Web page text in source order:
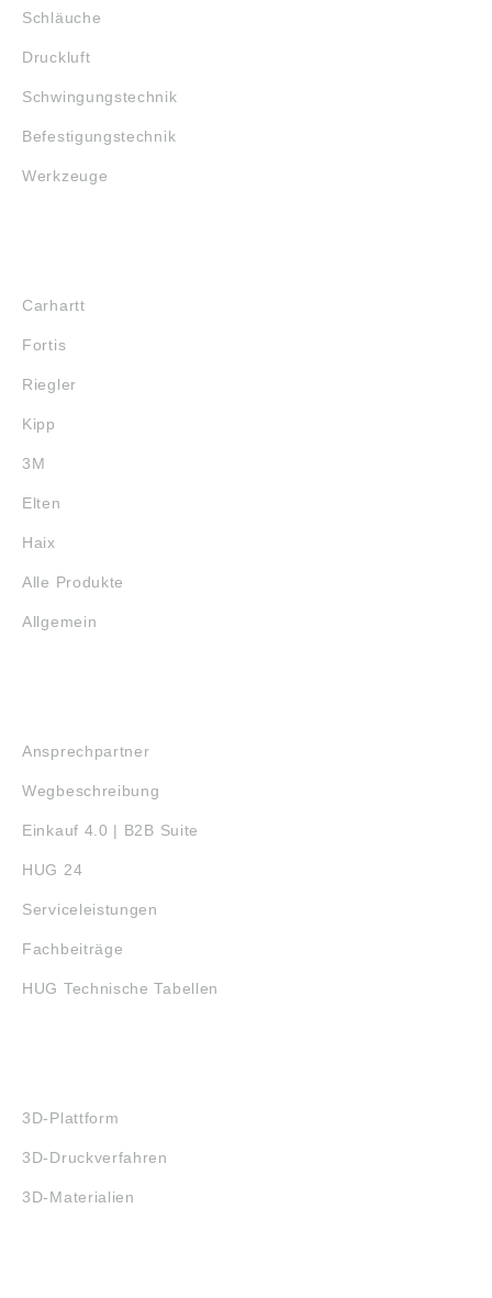
Schläuche
Druckluft
Schwingungstechnik
Befestigungstechnik
Werkzeuge
Carhartt
Fortis
Riegler
Kipp
3M
Elten
Haix
Alle Produkte
Allgemein
Ansprechpartner
Wegbeschreibung
Einkauf 4.0 | B2B Suite
HUG 24
Serviceleistungen
Fachbeiträge
HUG Technische Tabellen
3D-Plattform
3D-Druckverfahren
3D-Materialien